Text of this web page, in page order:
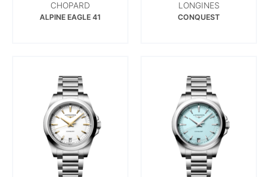
CHOPARD
ALPINE EAGLE 41
LONGINES
CONQUEST